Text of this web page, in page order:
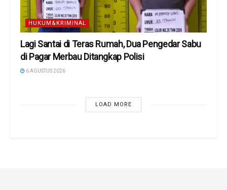
HUKUM&KRIMINAL
Lagi Santai di Teras Rumah, Dua Pengedar Sabu
di Pagar Merbau Ditangkap Polisi
6 AGUSTUS 2026
LOAD MORE